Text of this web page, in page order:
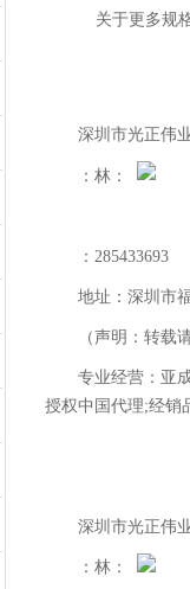
关于更多规
深圳市光正伟
：林：
： 285433693
地址：深圳市
（声明：转载
专业经营：亚
授权中国代理;经销
深圳市光正伟
：林：